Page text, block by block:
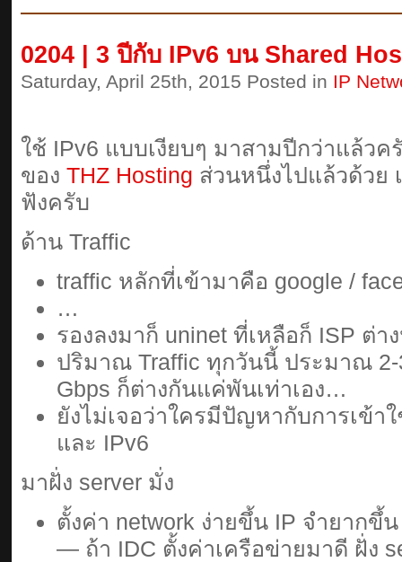
0204 | 3 ปีกับ IPv6 บน Shared
Saturday, April 25th, 2015 Posted in IP
ใช้ IPv6 แบบเงียบๆ มาสามปีกว่าแล้ว
ของ THZ Hosting ส่วนหนึ่งไปแล้วด้วย
ฟังครับ
ด้าน Traffic
traffic หลักที่เข้ามาคือ google /
…
รองลงมาก็ uninet ที่เหลือก็ ISP ต่า
ปริมาณ Traffic ทุกวันนี้ ประมาณ 2-
Gbps ก็ต่างกันแค่พันเท่าเอง…
ยังไม่เจอว่าใครมีปัญหากับการเข้า
และ IPv6
มาฝั่ง server มั่ง
ตั้งค่า network ง่ายขึ้น IP จำยากขึ้
— ถ้า IDC ตั้งค่าเครือข่ายมาดี ฝั่ง